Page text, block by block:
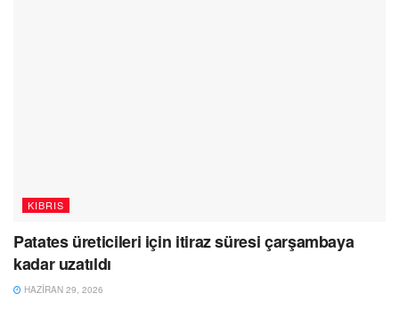
KIBRIS
Patates üreticileri için itiraz süresi çarşambaya
kadar uzatıldı
HAZIRAN 29, 2026